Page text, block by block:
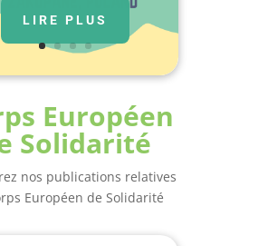
LIRE PLUS
Européen
Solidarité
nos publications relatives
Européen de Solidarité